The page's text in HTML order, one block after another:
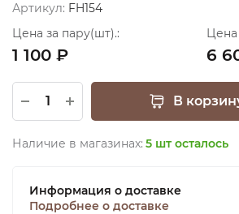
Артикул: FH154
Цена за пару(шт).:
1 100 ₽
Цена
6
В
Наличие в магазинах: 5 шт осталось
Информация о доставке
Подробнее о доставке